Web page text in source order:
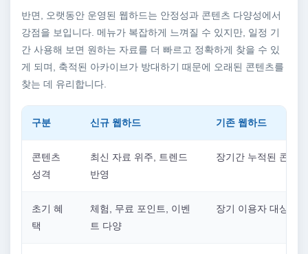
반면, 오랫동안 운영된 웹하드는 안정성과 콘텐츠 다양성에서
강점을 보입니다. 메뉴가 복잡하게 느껴질 수 있지만, 일정 기
간 사용해 보면 원하는 자료를 더 빠르고 정확하게 찾을 수 있
게 되며, 축적된 아카이브가 방대하기 때문에 오래된 콘텐츠를
찾는 데 유리합니다.
구분 신규 웹하드 기존 웹하드
콘텐츠
성격
최신 자료 위주, 트렌드
반영
장기간 누적된 콘텐
초기 혜
택
체험, 무료 포인트, 이벤
트 다양
장기 이용자 대상 혜